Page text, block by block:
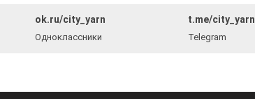
ok.ru/city_yarn
Одноклассники
t.me/city_yarn
Telegram